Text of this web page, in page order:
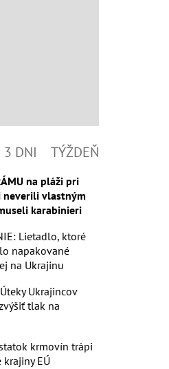
3 DNI TÝŽDEŇ
na pláži pri
neverili vlastným
karabinieri
Lietadlo, ktoré
napakované
na Ukrajinu
Ukrajincov
tlak na
krmovín trápi
EÚ